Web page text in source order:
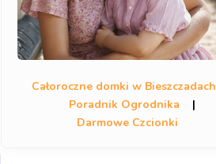
Całoroczne domki w Bieszczadach
Poradnik Ogrodnika
|
Darmowe Czcionki